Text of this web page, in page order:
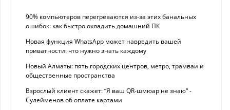
90% компьютеров перегреваются из-за этих банальных
ошибок: как быстро охладить домашний ПК
Новая функция WhatsApp может навредить вашей
приватности: что нужно знать каждому
Новый Алматы: пять городских центров, метро, трамваи и
общественные пространства
Взрослый клиент скажет: “Я ваш QR-шмюар не знаю“ -
Сулейменов об оплате картами